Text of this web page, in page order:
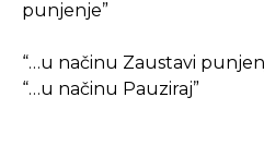
punjenje”
“…u načinu Zaustavi
“…u načinu Pauziraj”